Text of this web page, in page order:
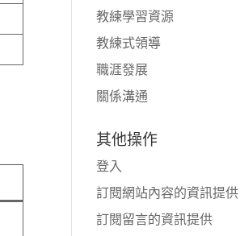
教練學習資源
教練式領導
職涯發展
關係溝通
其他操作
登入
訂閱網站內容的資訊提供
訂閱留言的資訊提供